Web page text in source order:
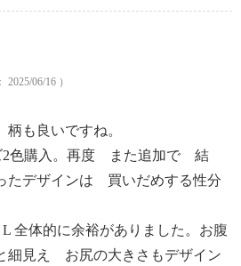
2025/06/16 ）
も良いですね。
色購入。再度 また追加で 結
デザインは 買いだめする性分
全体的に余裕がありました。お腹
細見え お尻の大きさもデザイン